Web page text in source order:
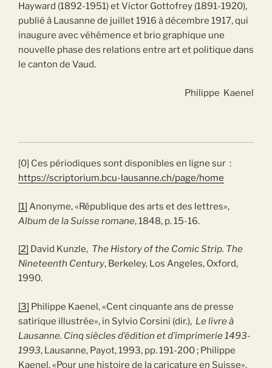
Hayward (1892-1951) et Victor Gottofrey (1891-1920),
publié à Lausanne de juillet 1916 à décembre 1917, qui
inaugure avec véhémence et brio graphique une
nouvelle phase des relations entre art et politique dans
le canton de Vaud.
Philippe Kaenel
[0] Ces périodiques sont disponibles en ligne sur :
https://scriptorium.bcu-lausanne.ch/page/home
[1] Anonyme, «République des arts et des lettres»,
Album de la Suisse romane, 1848, p. 15-16.
[2] David Kunzle, The History of the Comic Strip. The
Nineteenth Century, Berkeley, Los Angeles, Oxford,
1990.
[3] Philippe Kaenel, «Cent cinquante ans de presse
satirique illustrée», in Sylvio Corsini (dir.), Le livre à
Lausanne. Cinq siècles d’édition et d’imprimerie 1493-
1993, Lausanne, Payot, 1993, pp. 191-200 ; Philippe
Kaenel, «Pour une histoire de la caricature en Suisse»,